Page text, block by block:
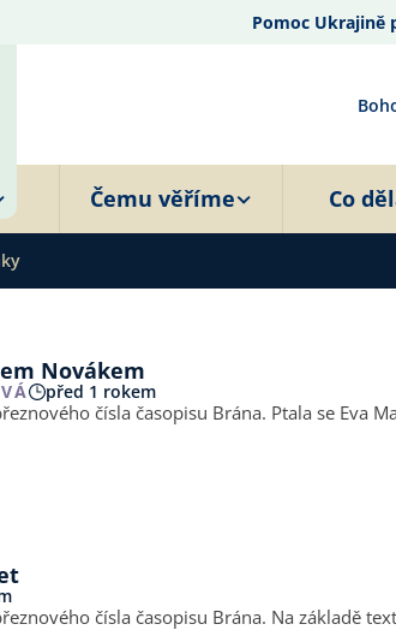
Pomoc Ukrajině
Čemu věříme Co
Novákem
před 1 rokem
čísla časopisu Brána. Ptala se Eva
čísla časopisu Brána. Na základě